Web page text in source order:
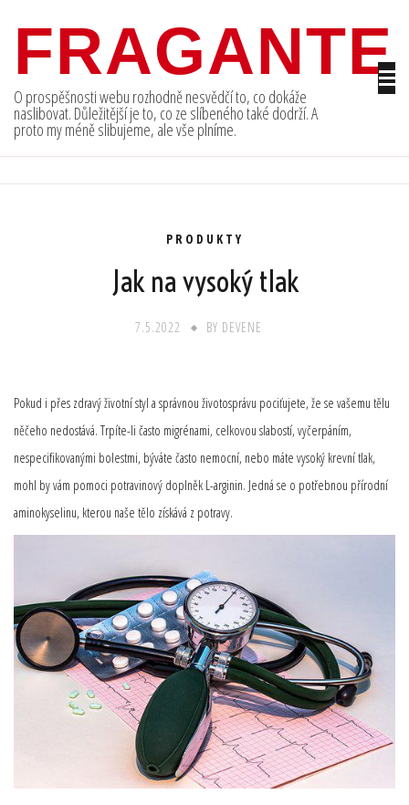
contentFRAGANTE
O prospěšnosti webu rozhodně nesvědčí to, co dokáže
naslibovat. Důležitější je to, co ze slíbeného také dodrží. A
proto my méně slibujeme, ale vše plníme.
PRODUKTY
Jak na vysoký tlak
7.5.2022 BY DEVENE
Pokud i přes zdravý životní styl a správnou životosprávu pociťujete, že se vašemu tělu
něčeho nedostává. Trpíte-li často migrénami, celkovou slabostí, vyčerpáním,
nespecifikovanými bolestmi, býváte často nemocní, nebo máte vysoký krevní tlak,
mohl by vám pomoci potravinový doplněk L-arginin. Jedná se o potřebnou přírodní
aminokyselinu, kterou naše tělo získává z potravy.